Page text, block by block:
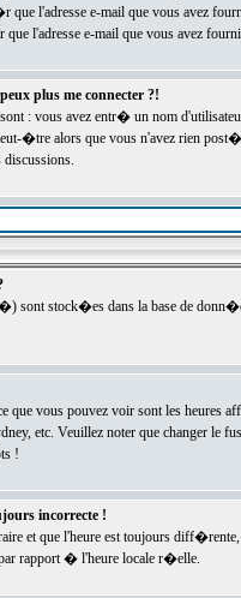
l'adresse e-mail que vous avez
l'adresse e-mail que vous avez
plus me connecter ?!
: vous avez entr� un nom
�tre alors que vous n'avez rien
discussions.
stock�es dans la base de
que vous pouvez voir sont les
etc. Veuillez noter que changer
!
incorrecte !
et que l'heure est toujours
rapport � l'heure locale r�elle.